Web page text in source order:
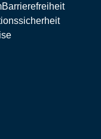
Barrierefreiheit